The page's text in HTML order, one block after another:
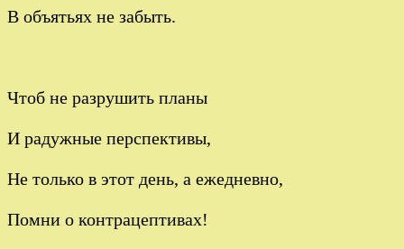
В объятьях не забыть.
Чтоб не разрушить планы
И радужные перспективы,
Не только в этот день, а ежедневно,
Помни о контрацептивах!